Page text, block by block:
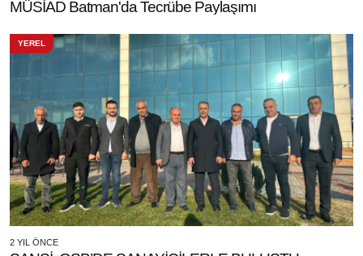
MÜSİAD Batman'da Tecrübe Paylaşımı
YEREL
2 YIL ÖNCE